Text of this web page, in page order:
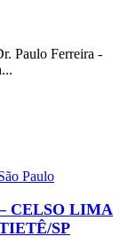
Paulo Ferreira -
Paulo
CELSO LIMA
SP